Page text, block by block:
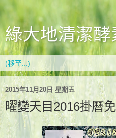
綠大地清潔
2015年11月20日 星期五
曜變天目2016掛曆